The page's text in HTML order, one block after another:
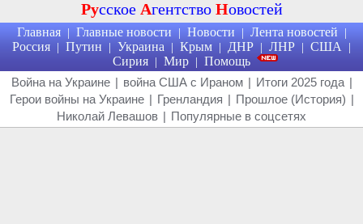
Русское Агентство Новостей
Главная | Главные новости | Новости | Лента новостей |
Россия | Путин | Украина | Крым | ДНР | ЛНР | США |
Сирия | Мир | Помощь
Война на Украине | война США с Ираном | Итоги 2025 года |
Герои войны на Украине | Гренландия | Прошлое (История) |
Николай Левашов | Популярные в соцсетях